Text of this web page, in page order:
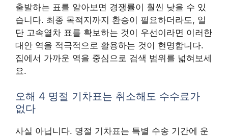
출발하는 표를 알아보면 경쟁률이 훨씬 낮을 수 있
습니다. 최종 목적지까지 환승이 필요하더라도, 일
단 고속열차 표를 확보하는 것이 우선이라면 이러한
대안 역을 적극적으로 활용하는 것이 현명합니다.
집에서 가까운 역을 중심으로 검색 범위를 넓혀보세
요.
오해 4 명절 기차표는 취소해도 수수료가
없다
사실 아닙니다. 명절 기차표는 특별 수송 기간에 운